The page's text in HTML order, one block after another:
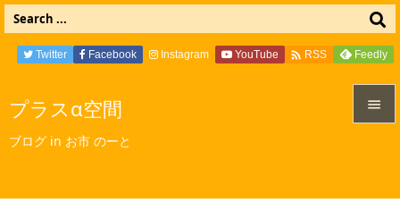
プラスα空間
ブログ in お市 のーと

Twitter Facebook Instagram YouTube  RSS Feedly